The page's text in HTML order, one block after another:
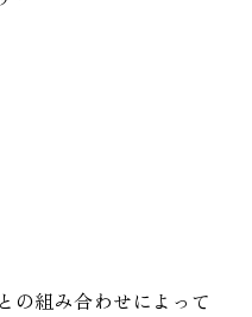
の組み合わせによって